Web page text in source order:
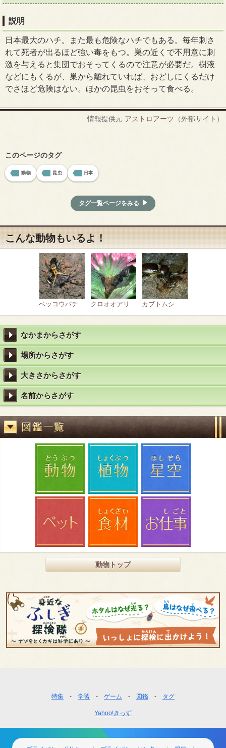
説明
日本最大のハチ。また最も危険なハチでもある。毎年刺さ
れて死者が出るほど強い毒をもつ。巣の近くで不用意に刺
激を与えると集団でおそってくるので注意が必要だ。樹液
などにもくるが、巣から離れていれば、おどしにくるだけ
でさほど危険はない。ほかの昆虫をおそって食べる。
情報提供元:アストロアーツ （外部サイト）
このページのタグ
動物 昆虫 日本
タグ一覧ページをみる
こんな動物もいるよ！
ベッコウバチ クロオオアリ カブトムシ
なかまからさがす
場所からさがす
大きさからさがす
名前からさがす
動物トップ
ー
ナ
特集 学習 ゲーム 図鑑 タグ
Yahoo!きっず